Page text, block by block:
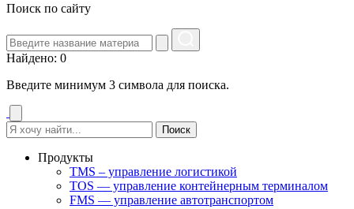
Поиск по сайту
Найдено: 0
Введите минимум 3 символа для поиска.
Поиск
Продукты
TMS – управление логистикой
TOS — управление контейнерным терминалом
FMS — управление автотранспортом